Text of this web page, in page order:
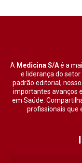
A Medicina S/Aé a
e liderança do
padrão editorial,
importantes avanços
em Saúde.
profissionais que